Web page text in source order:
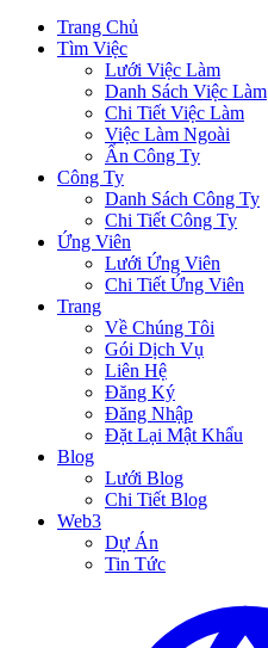
Trang Chủ
Tìm Việc
Lưới Việc Làm
Danh Sách Việc Làm
Chi Tiết Việc Làm
Việc Làm Ngoài
Ẩn Công Ty
Công Ty
Danh Sách Công Ty
Chi Tiết Công Ty
Ứng Viên
Lưới Ứng Viên
Chi Tiết Ứng Viên
Trang
Về Chúng Tôi
Gói Dịch Vụ
Liên Hệ
Đăng Ký
Đăng Nhập
Đặt Lại Mật Khẩu
Blog
Lưới Blog
Chi Tiết Blog
Web3
Dự Án
Tin Tức